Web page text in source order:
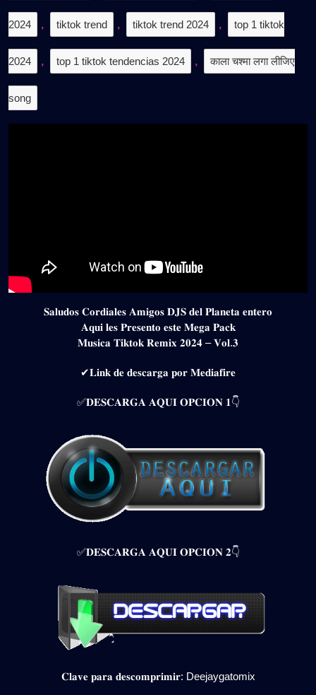
2024 , tiktok trend , tiktok trend 2024 , top 1 tiktok
2024 , top 1 tiktok tendencias 2024 , काला चश्मा लगा लीजिए
song
𝐒𝐚𝐥𝐮𝐝𝐨𝐬 𝐂𝐨𝐫𝐝𝐢𝐚𝐥𝐞𝐬 𝐀𝐦𝐢𝐠𝐨𝐬 𝐃𝐉𝐒 𝐝𝐞𝐥 𝐏𝐥𝐚𝐧𝐞𝐭𝐚 𝐞𝐧𝐭𝐞𝐫𝐨
𝐀𝐪𝐮𝐢 𝐥𝐞𝐬 𝐏𝐫𝐞𝐬𝐞𝐧𝐭𝐨 𝐞𝐬𝐭𝐞 𝐌𝐞𝐠𝐚 𝐏𝐚𝐜𝐤
𝐌𝐮𝐬𝐢𝐜𝐚 𝐓𝐢𝐤𝐭𝐨𝐤 𝐑𝐞𝐦𝐢𝐱 𝟐𝟎𝟐𝟒 – 𝐕𝐨𝐥.𝟑
✔𝐋𝐢𝐧𝐤 𝐝𝐞 𝐝𝐞𝐬𝐜𝐚𝐫𝐠𝐚 𝐩𝐨𝐫 𝐌𝐞𝐝𝐢𝐚𝐟𝐢𝐫𝐞
✅𝐃𝐄𝐒𝐂𝐀𝐑𝐆𝐀 𝐀𝐐𝐔𝐈 𝐎𝐏𝐂𝐈𝐎𝐍 𝟏👇
✅𝐃𝐄𝐒𝐂𝐀𝐑𝐆𝐀 𝐀𝐐𝐔𝐈 𝐎𝐏𝐂𝐈𝐎𝐍 𝟐👇
𝐂𝐥𝐚𝐯𝐞 𝐩𝐚𝐫𝐚 𝐝𝐞𝐬𝐜𝐨𝐦𝐩𝐫𝐢𝐦𝐢𝐫: Deejaygatomix